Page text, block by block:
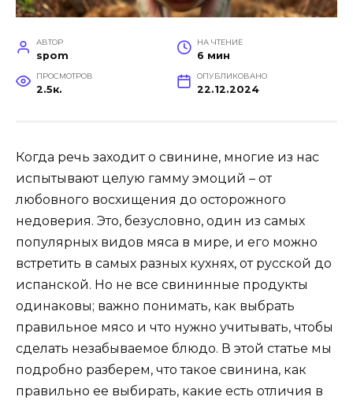
АВТОР
spom
НА ЧТЕНИЕ
6 мин
ПРОСМОТРОВ
2.5к.
ОПУБЛИКОВАНО
22.12.2024
Когда речь заходит о свинине, многие из нас
испытывают целую гамму эмоций – от
любовного восхищения до осторожного
недоверия. Это, безусловно, один из самых
популярных видов мяса в мире, и его можно
встретить в самых разных кухнях, от русской до
испанской. Но не все свининные продукты
одинаковы; важно понимать, как выбрать
правильное мясо и что нужно учитывать, чтобы
сделать незабываемое блюдо. В этой статье мы
подробно разберем, что такое свинина, как
правильно ее выбирать, какие есть отличия в